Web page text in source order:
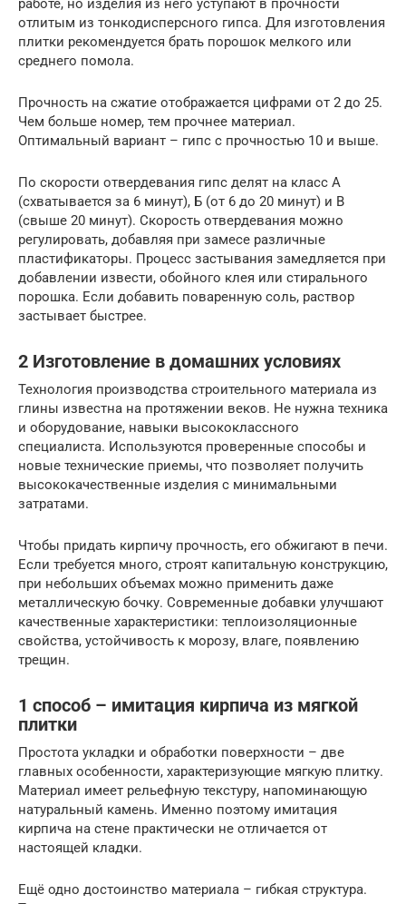
работе, но изделия из него уступают в прочности
отлитым из тонкодисперсного гипса. Для изготовления
плитки рекомендуется брать порошок мелкого или
среднего помола.
Прочность на сжатие отображается цифрами от 2 до 25.
Чем больше номер, тем прочнее материал.
Оптимальный вариант – гипс с прочностью 10 и выше.
По скорости отвердевания гипс делят на класс А
(схватывается за 6 минут), Б (от 6 до 20 минут) и В
(свыше 20 минут). Скорость отвердевания можно
регулировать, добавляя при замесе различные
пластификаторы. Процесс застывания замедляется при
добавлении извести, обойного клея или стирального
порошка. Если добавить поваренную соль, раствор
застывает быстрее.
2 Изготовление в домашних условиях
Технология производства строительного материала из
глины известна на протяжении веков. Не нужна техника
и оборудование, навыки высококлассного
специалиста. Используются проверенные способы и
новые технические приемы, что позволяет получить
высококачественные изделия с минимальными
затратами.
Чтобы придать кирпичу прочность, его обжигают в печи.
Если требуется много, строят капитальную конструкцию,
при небольших объемах можно применить даже
металлическую бочку. Современные добавки улучшают
качественные характеристики: теплоизоляционные
свойства, устойчивость к морозу, влаге, появлению
трещин.
1 способ – имитация кирпича из мягкой
плитки
Простота укладки и обработки поверхности – две
главных особенности, характеризующие мягкую плитку.
Материал имеет рельефную текстуру, напоминающую
натуральный камень. Именно поэтому имитация
кирпича на стене практически не отличается от
настоящей кладки.
Ещё одно достоинство материала – гибкая структура.